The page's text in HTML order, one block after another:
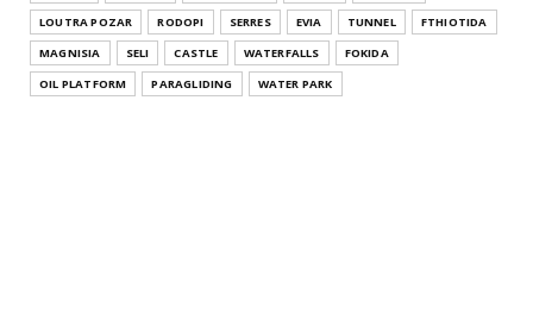
LOUTRA POZAR
RODOPI SERRES EVIA TUNNEL
FTHIOTIDA
MAGNISIA
SELI CASTLE WATERFALLS
FOKIDA
OIL PLATFORM
PARAGLIDING WATER PARK